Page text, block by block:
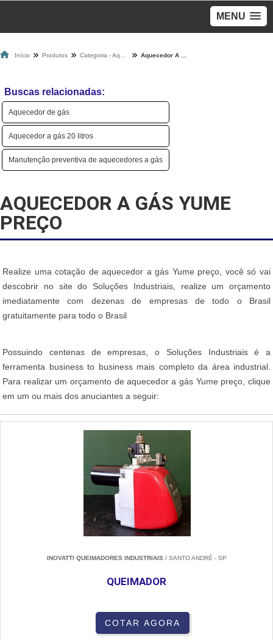
MENU
Início Produtos
Buscas relacionadas:
Aquecedor de gás
Aquecedor a gás 20 litros
Manutenção preventiva de aquecedores a gás
AQUECEDOR A GÁS YUME
PREÇO
Realize uma cotação de aquecedor a gás Yume preço, você só vai
descobrir no site do Soluções Industriais, realize um orçamento
imediatamente com dezenas de empresas de todo o Brasil
gratuitamente para todo o Brasil
Possuindo centenas de empresas, o Soluções Industriais é a
ferramenta business to business mais completo da área industrial.
Para realizar um orçamento de aquecedor a gás Yume preço, clique
em um ou mais dos anuciantes a seguir:
INOVATTI QUEIMADORES INDUSTRIAIS/ SANTO ANDRÉ - SP
QUEIMADOR
COTAR AGORA